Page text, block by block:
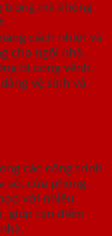
trọng mà không
cách nhiệt và
cho ngôi nhà.
bị cong vênh,
vệ sinh và
các công trình
sổ, cửa phòng
với nhiều
giúp tạo điểm